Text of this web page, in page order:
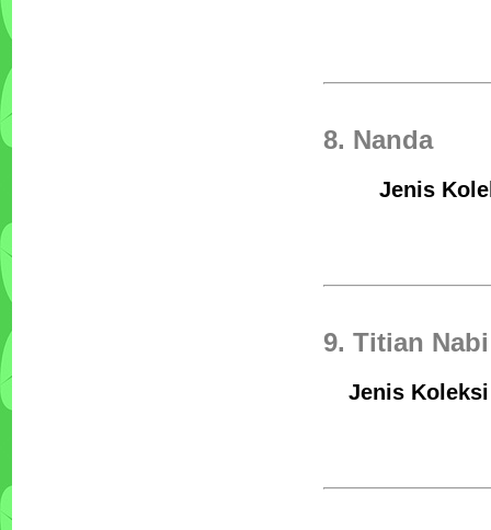
8. Nanda
Jenis
9. Titian Nabi
Jenis